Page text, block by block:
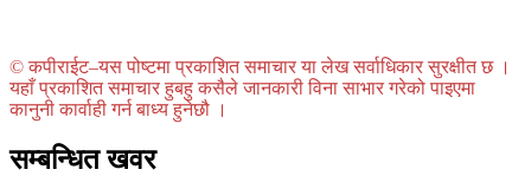
© कपीराईट–यस पोष्टमा प्रकाशित समाचार या लेख सर्वाधिकार सुरक्षीत छ ।
यहाँ प्रकाशित समाचार हुबहु कसैले जानकारी विना साभार गरेको पाइएमा
कानुनी कार्वाही गर्न बाध्य हुनेछौ ।
सम्बन्धित खवर